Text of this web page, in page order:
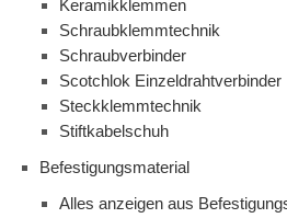
Keramikklemmen
Schraubklemmtechnik
Schraubverbinder
Scotchlok Einzeldrahtverbinder
Steckklemmtechnik
Stiftkabelschuh
Befestigungsmaterial
Alles anzeigen aus